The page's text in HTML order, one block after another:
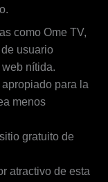
como Ome TV,
usuario
nítida.
para la
menos
gratuito de
atractivo de esta